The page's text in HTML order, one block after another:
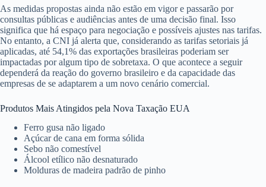
As medidas propostas ainda não estão em vigor e passarão por
consultas públicas e audiências antes de uma decisão final. Isso
significa que há espaço para negociação e possíveis ajustes nas tarifas.
No entanto, a CNI já alerta que, considerando as tarifas setoriais já
aplicadas, até 54,1% das exportações brasileiras poderiam ser
impactadas por algum tipo de sobretaxa. O que acontece a seguir
dependerá da reação do governo brasileiro e da capacidade das
empresas de se adaptarem a um novo cenário comercial.
Produtos Mais Atingidos pela Nova Taxação EUA
Ferro gusa não ligado
Açúcar de cana em forma sólida
Sebo não comestível
Álcool etílico não desnaturado
Molduras de madeira padrão de pinho